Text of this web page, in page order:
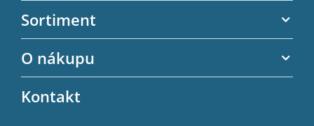
Kontaktní formulář
Sortiment
Endodoncie
Provizorní korunky a můstky
O nákupu
Kontakt